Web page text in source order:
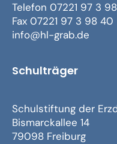
Telefon 07221 97 3
Fax 07221 97 3 98 40
info@hl-grab.de
Schulträger
Schulstiftung der
Bismarckallee 14
79098 Freiburg